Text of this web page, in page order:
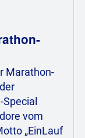
Marathon-
vom
„EinLauf